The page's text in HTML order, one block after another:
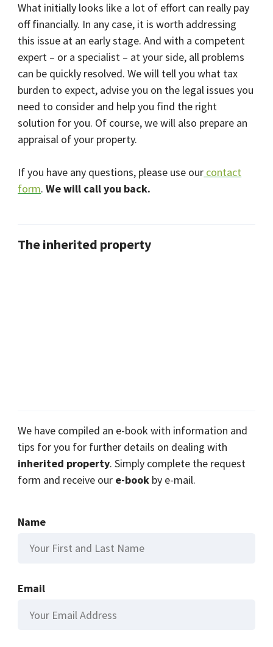
What initially looks like a lot of effort can really pay
off financially. In any case, it is worth addressing
this issue at an early stage. And with a competent
expert – or a specialist – at your side, all problems
can be quickly resolved. We will tell you what tax
burden to expect, advise you on the legal issues you
need to consider and help you find the right
solution for you. Of course, we will also prepare an
appraisal of your property.
If you have any questions, please use our contact
form.We will call you back.
The inherited property
We have compiled an e-book with information and
tips for you for further details on dealing with
inherited property. Simply complete the request
form and receive our e-book by e-mail.
Name
Email